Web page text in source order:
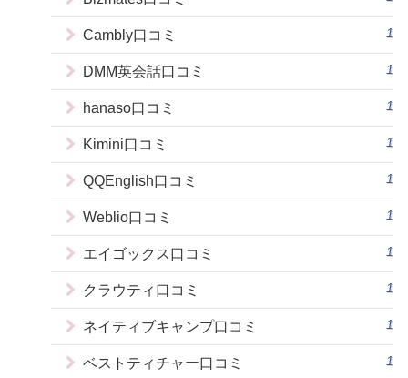
Cambly口コミ 1
DMM英会話口コミ 1
hanaso口コミ 1
Kimini口コミ 1
QQEnglish口コミ 1
Weblio口コミ 1
エイゴックス口コミ 1
クラウティ口コミ 1
ネイティブキャンプ口コミ 1
ベストティチャー口コミ 1